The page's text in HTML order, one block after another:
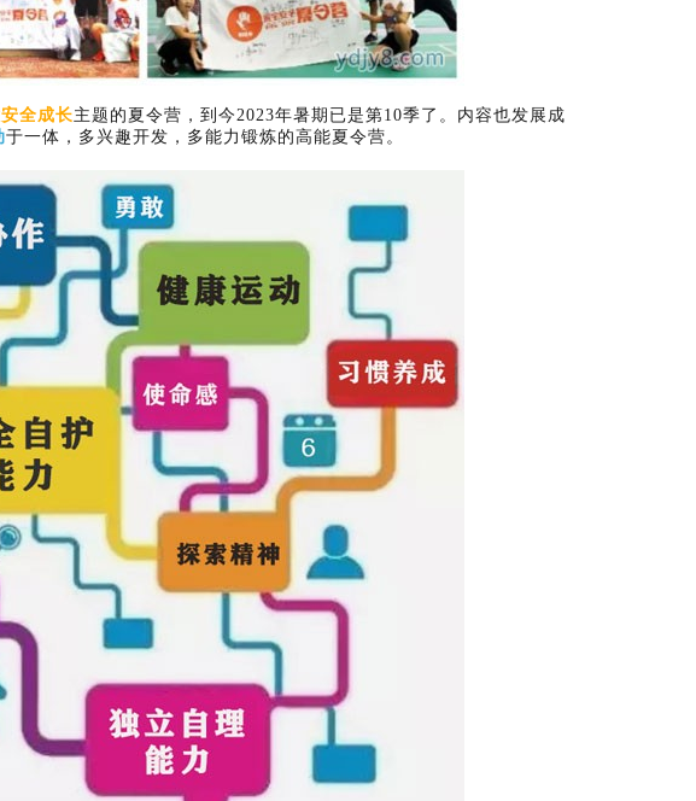
全成长主题的夏令营，到今2023年暑期已是第10季了。内容也发展成
于一体，多兴趣开发，多能力锻炼的高能夏令营。